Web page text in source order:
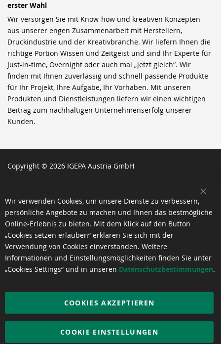
erster Wahl
Wir versorgen Sie mit Know-how und kreativen Konzepten
aus unserer engen Zusammenarbeit mit Herstellern,
Druckindustrie und der Kreativbranche. Wir liefern Ihnen die
richtige Portion Wissen und Zeitgeist und sind Ihr Experte für
Just-in-time, Overnight oder auch mal „jetzt gleich“. Wir
finden mit Ihnen zuverlässig und schnell passende Produkte
für Ihr Projekt, Ihre Aufgabe, Ihr Vorhaben. Mit unseren
Produkten und Dienstleistungen liefern wir einen wichtigen
Beitrag zum nachhaltigen Unternehmenserfolg unserer
Kunden.
Copyright © 2026 IGEPA Austria GmbH
Wir verwenden Cookies, um unsere Dienste zu verbessern,
persönliche Angebote zu machen und Ihnen das bestmögliche
Online-Erlebnis zu bieten. Mit dem Klick auf den Button
„Cookies setzen erlauben“ erklären Sie sich mit der
Verwendung von Cookies einverstanden. Weitere
Informationen und Einstellungsmöglichkeiten finden Sie unter
„Cookies Settings“ und in unseren Datenschutzbestimmungen.
COOKIES AKZEPTIEREN
COOKIE EINSTELLUNGEN